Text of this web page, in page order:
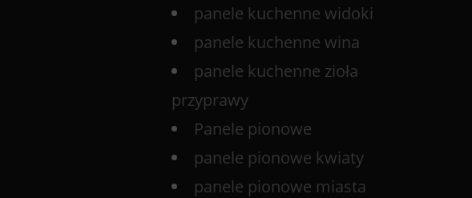
panele kuchenne widoki
panele kuchenne wina
panele kuchenne zioła
przyprawy
Panele pionowe
panele pionowe kwiaty
panele pionowe miasta